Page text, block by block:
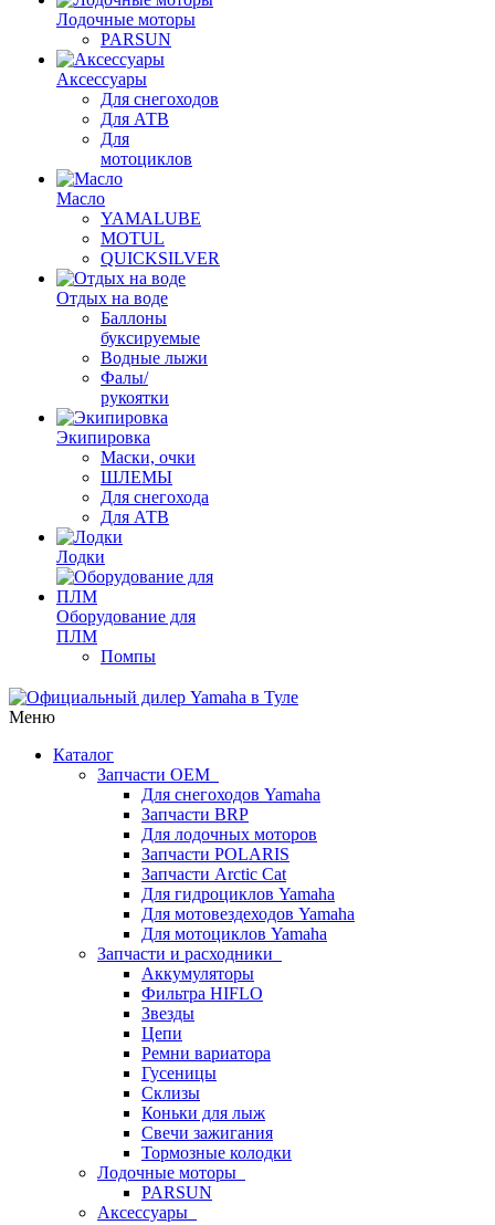
Лодочные моторы
PARSUN
Аксессуары
Для снегоходов
Для АТВ
Для
мотоциклов
Масло
YAMALUBE
MOTUL
QUICKSILVER
Отдых на воде
Баллоны
буксируемые
Водные лыжи
Фалы/
рукоятки
Экипировка
Маски, очки
ШЛЕМЫ
Для снегохода
Для АТВ
Лодки
Оборудование для
ПЛМ
Помпы
Меню
Каталог
Запчасти OEM
Для снегоходов Yamaha
Запчасти BRP
Для лодочных моторов
Запчасти POLARIS
Запчасти Arctic Cat
Для гидроциклов Yamaha
Для мотовездеходов Yamaha
Для мотоциклов Yamaha
Запчасти и расходники
Аккумуляторы
Фильтра HIFLO
Звезды
Цепи
Ремни вариатора
Гусеницы
Склизы
Коньки для лыж
Свечи зажигания
Тормозные колодки
Лодочные моторы
PARSUN
Аксессуары